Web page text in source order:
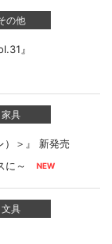
の他
』
家具
）＞』 新発売
に～
文具